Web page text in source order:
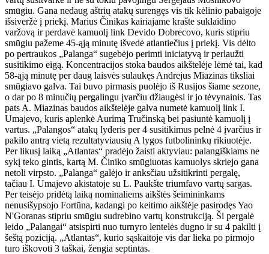
smūgiu. Gana nedaug aštrių atakų surengęs vis tik kėlinio pabaigoje
išsiveržė į priekį. Marius Činikas kairiajame krašte suklaidino
varžovą ir perdavė kamuolį link Devido Dobrecovo, kuris stipriu
smūgiu pažeme 45-ąją minutę išvedė atlantiečius į priekį. Vis dėlto
po pertraukos „Palanga“ sugebėjo perimti iniciatyvą ir perlaužti
susitikimo eigą. Koncentracijos stoka baudos aikštelėje lėmė tai, kad
58-ąją minutę per daug laisvės sulaukęs Andrejus Miazinas tiksliai
smūgiavo galva. Tai buvo pirmasis puolėjo iš Rusijos šiame sezone,
o dar po 8 minučių pergalingu įvarčiu džiaugėsi ir jo tėvynainis. Tas
pats A. Miazinas baudos aikštelėje galva numetė kamuolį link I.
Umajevo, kuris aplenkė Aurimą Tručinską bei pasiuntė kamuolį į
vartus. „Palangos“ atakų lyderis per 4 susitikimus pelnė 4 įvarčius ir
pakilo antrą vietą rezultatyviausių A lygos futbolininkų rikiuotėje.
Per likusį laiką „Atlantas“ pradėjo žaisti aktyviau: palangiškiams ne
sykį teko gintis, kartą M. Činiko smūgiuotas kamuolys skriejo gana
netoli virpsto. „Palanga“ galėjo ir anksčiau užsitikrinti pergalę,
tačiau I. Umajevo akistatoje su L. Paukšte triumfavo vartų sargas.
Per teisėjo pridėtą laiką nominaliems aikštės šeimininkams
nenusišypsojo Fortūna, kadangi po keitimo aikštėje pasirodęs Yao
N'Goranas stipriu smūgiu sudrebino vartų konstrukciją. Ši pergalė
leido „Palangai“ atsispirti nuo turnyro lentelės dugno ir su 4 pakilti į
šeštą poziciją. „Atlantas“, kurio sąskaitoje vis dar lieka po pirmojo
turo iškovoti 3 taškai, žengia septintas.